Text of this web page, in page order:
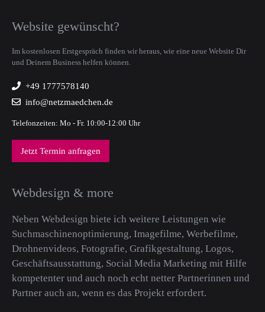
Website gewünscht?
Im kostenlosen Erstgespräch finden wir heraus, wie eine neue Website Dir
und Deinem Business helfen können.
+49 1777578140
info@netzmaedchen.de
Telefonzeiten: Mo - Fr. 10:00-12:00 Uhr
Jetzt Termin anfragen
Webdesign & more
Neben Webdesign biete ich weitere Leistungen wie
Suchmaschinenoptimierung, Imagefilme, Werbefilme,
Drohnenvideos, Fotografie, Grafikgestaltung, Logos,
Geschäftsausstattung, Social Media Marketing mit Hilfe
kompetenter und auch noch echt netter Partnerinnen und
Partner auch an, wenn es das Projekt erfordert.